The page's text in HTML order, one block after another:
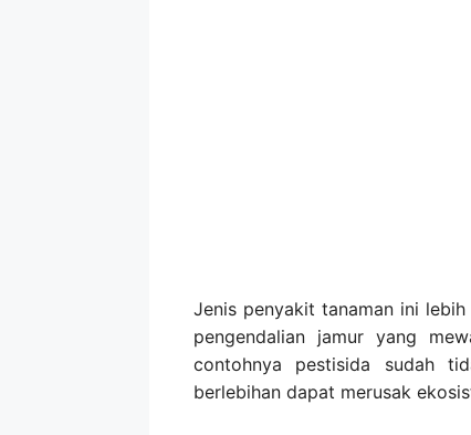
Jenis penyakit tanaman ini
pengendalian jamur yang
contohnya pestisida sudah
berlebihan dapat merusak